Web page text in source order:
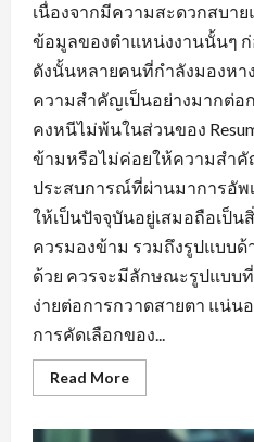
เนื่องจากมีความสะดวกสบา
ข้อมูลของตำแหน่งงานนั้นๆ
ดังนั้นหลายคนที่กำลังมองห
ความสำคัญเป็นอย่างมากต่อ
คงหนีไม่พ้นในส่วนของ
ข้ามหรือไม่ค่อยให้ความสำคั
ประสบการณ์ที่ผ่านมาการอัพ
ให้เป็นปัจจุบันอยู่เสมอถือเป็
ควรมองข้าม รวมถึงรูปแบบ
ด้วย ควรจะมีลักษณะรูปแบบ
ง่ายต่อการกวาดสายตา แน่น
การคัดเลือกของ...
Read MoreRead
more